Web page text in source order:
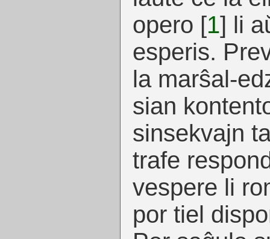
opero [1] li
esperis.
la marŝal-
sian
sinsekvajn
trafe
vespere li
por tiel